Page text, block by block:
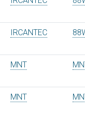
IRCANTEC
MNT
MNT